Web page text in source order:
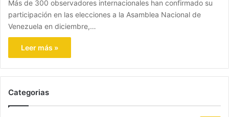
Más de 300 observadores internacionales han confirmado su
participación en las elecciones a la Asamblea Nacional de
Venezuela en diciembre,…
Leer más »
Categorias